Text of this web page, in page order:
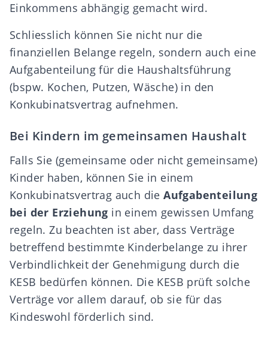
Einkommens abhängig gemacht wird.
Schliesslich können Sie nicht nur die
finanziellen Belange regeln, sondern auch eine
Aufgabenteilung für die Haushaltsführung
(bspw. Kochen, Putzen, Wäsche) in den
Konkubinatsvertrag aufnehmen.
Bei Kindern im gemeinsamen Haushalt
Falls Sie (gemeinsame oder nicht gemeinsame)
Kinder haben, können Sie in einem
Konkubinatsvertrag auch dieAufgabenteilung
bei der Erziehung in einem gewissen Umfang
regeln. Zu beachten ist aber, dass Verträge
betreffend bestimmte Kinderbelange zu ihrer
Verbindlichkeit der Genehmigung durch die
KESB bedürfen können. Die KESB prüft solche
Verträge vor allem darauf, ob sie für das
Kindeswohl förderlich sind.